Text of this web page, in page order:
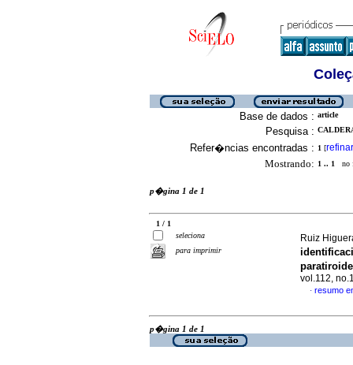
Base de dados : article
Pesquisa :
Refer�ncias encontradas : 1 [refinar
Mostrando: 1 .. 1 no
p�gina 1 de 1
1 / 1
seleciona
para imprimir
Ruiz
vol.112,
· resumo
p�gina 1 de 1